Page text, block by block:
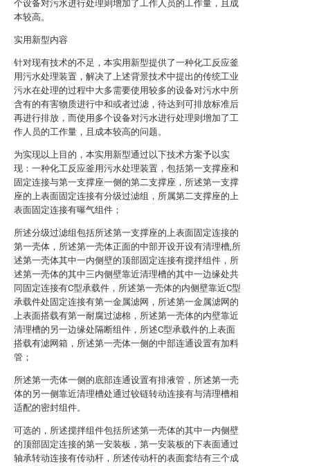
个设备对污水进行处理则增加了工作人员的工作量，且成
本较高。
实用新型内容
针对现有技术的不足，本实用新型提供了一种化工反应釜
用污水处理装置，解决了上述背景技术中提出的传统工业
污水在处理的过程中大多需要使用较多的设备对污水中所
含有的有害物质进行中和或者过滤，待达到可排放标准后
再进行排放，而使用多个设备对污水进行处理则增加了工
作人员的工作量，且成本较高的问题。
为实现以上目的，本实用新型通过以下技术方案予以实
现：一种化工反应釜用污水处理装置，包括第一支撑座和
固定连接与第一支撑座一侧的第二支撑座，所述第一支撑
座的上表面固定连接有分级过滤组，所属第二支撑座的上
表面固定连接有曝气组件；
所述分级过滤组包括所述第一支撑座的上表面固定连接的
第一壳体，所述第一壳体正面的中部开设开设有清理槽,所
述第一壳体其中一内侧壁的顶部固定连接有搅拌组件，所
述第一壳体的其中三内侧壁靠近清理槽的其中一边缘处共
同固定连接有C型承载件，所述第一壳体的内侧壁靠近C型
承载件处固定连接有第一金属滤网，所述第一金属滤网的
上表面搭载有第一耐腐过滤棉，所述第一壳体的内壁靠近
清理槽的另一边缘处隔断组件，所述C型承载件的上表面
搭载有滤网箱，所述第一壳体一侧的中部连通设置有加料
管；
所述第一壳体一侧的底部连通设置有排液管，所述第一壳
体的另一侧靠近清理槽处通过铰链转动连接有与清理槽相
适配的密封组件。
可选的，所述搅拌组件包括所述第一壳体的其中一内侧壁
的顶部固定连接的第一安装板，第一安装板的下表面通过
轴承转动连接有传动杆，所述传动杆的表面套结有三个成